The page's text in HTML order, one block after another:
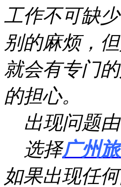
工作不可缺
别的麻烦，
就会有专门
的担心。
出现问题
选择广州
如果出现任